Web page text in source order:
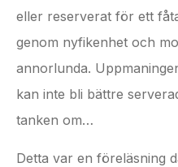
eller reserverat för ett
genom nyfikenhet och
annorlunda.
kan inte bli bättre
tanken om…
Detta var en föreläsning